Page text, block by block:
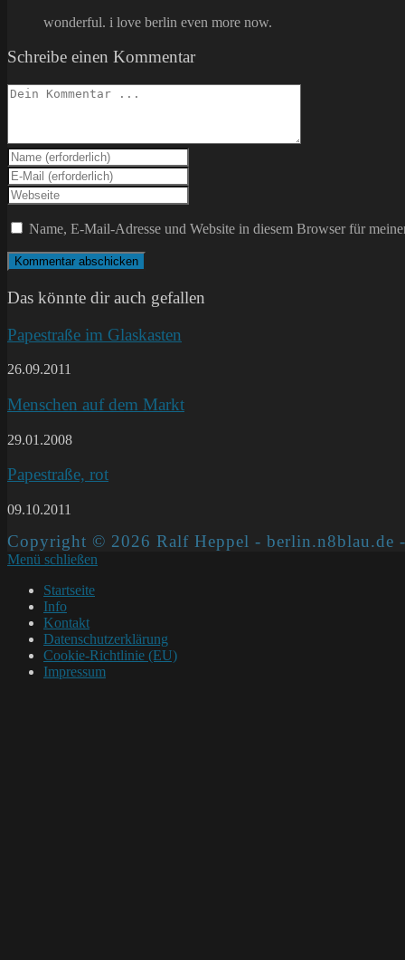
wonderful. i love berlin even more now.
Schreibe einen Kommentar
Kommentieren
Gib
deinen
Namen
oder
Benutzernamen
zum
Kommentieren
ein
Gib
deine
E-
Mail-
Adresse
zum
Kommentieren
Gib
deine
Website-
ein
(optional)
Name, E-Mail-Adresse und Website in diesem Browser für
Das könnte dir auch gefallen
Papestraße im Glaskasten
26.09.2011
Menschen auf dem Markt
29.01.2008
Papestraße, rot
09.10.2011
Copyright © 2026 Ralf Heppel - berlin.n8blau.de
Menü schließen
Startseite
Info
Kontakt
Datenschutzerklärung
Cookie-Richtlinie (EU)
Impressum